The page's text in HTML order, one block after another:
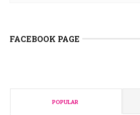
FACEBOOK PAGE
POPULAR